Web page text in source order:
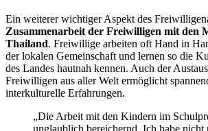
Ein weiterer wichtiger Aspekt des
Zusammenarbeit der Freiwilligen mit den
Thailand. Freiwillige arbeiten oft Hand in
der lokalen Gemeinschaft und lernen so die
des Landes hautnah kennen. Auch der
Freiwilligen aus aller Welt ermöglicht
interkulturelle Erfahrungen.
„Die Arbeit mit den Kindern im
unglaublich bereichernd. Ich habe nicht